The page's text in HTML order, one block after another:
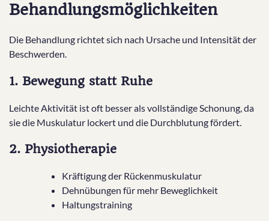
Behandlungsmöglichkeiten
Die Behandlung richtet sich nach Ursache und Intensität der
Beschwerden.
1. Bewegung statt Ruhe
Leichte Aktivität ist oft besser als vollständige Schonung, da
sie die Muskulatur lockert und die Durchblutung fördert.
2. Physiotherapie
Kräftigung der Rückenmuskulatur
Dehnübungen für mehr Beweglichkeit
Haltungstraining